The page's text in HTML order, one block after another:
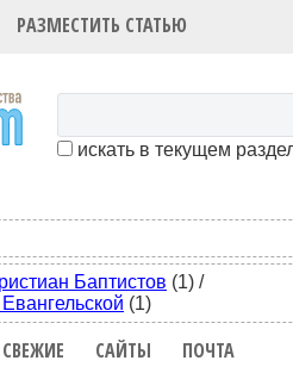
РАЗМЕСТИТЬ СТАТЬЮ
искать в текущем
Баптистов (1) /
(1)
СВЕЖИЕ САЙТЫ ПОЧТА